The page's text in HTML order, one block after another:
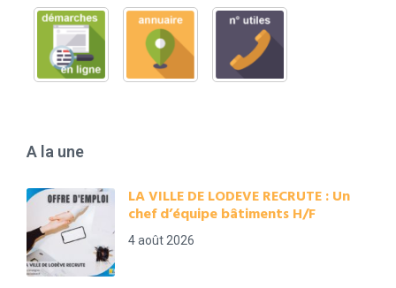
A la une
LA VILLE DE LODEVE RECRUTE : Un
chef d’équipe bâtiments H/F
4 août 2026